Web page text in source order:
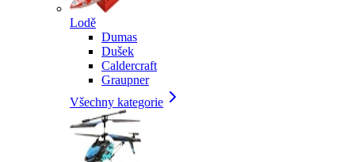
Lodě
Dumas
Dušek
Caldercraft
Graupner
Všechny kategorie